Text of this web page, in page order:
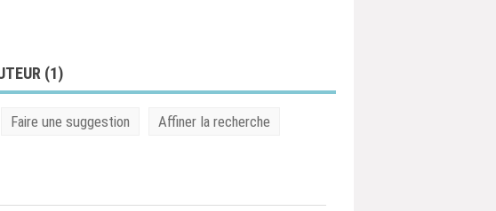
(1)
Faire une suggestion Affiner la recherche